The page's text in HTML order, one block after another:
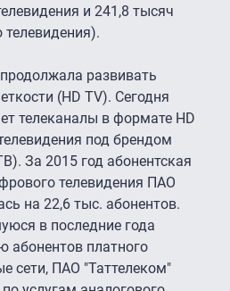
и 241,8 тысяч
телевидения).
развивать
(HD ТV). Сегодня
телеканалы в формате HD
под брендом
За 2015 год абонентская
телевидения ПАО
на 22,6 тыс. абонентов.
в последние года
абонентов платного
сети, ПАО "Таттелеком"